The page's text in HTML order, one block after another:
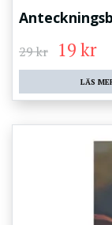
29 kr 19 kr
LÄS